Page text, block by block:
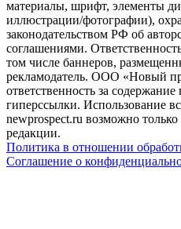
материалы, шрифт, элементы
иллюстрации/фотографии),
законодательством РФ об
соглашениями.
том числе баннеров,
рекламодатель. ООО «Новый
ответственность за
гиперссылки. Использование
newprospect.ru возможно
редакции.
Политика в отношении
Соглашение о